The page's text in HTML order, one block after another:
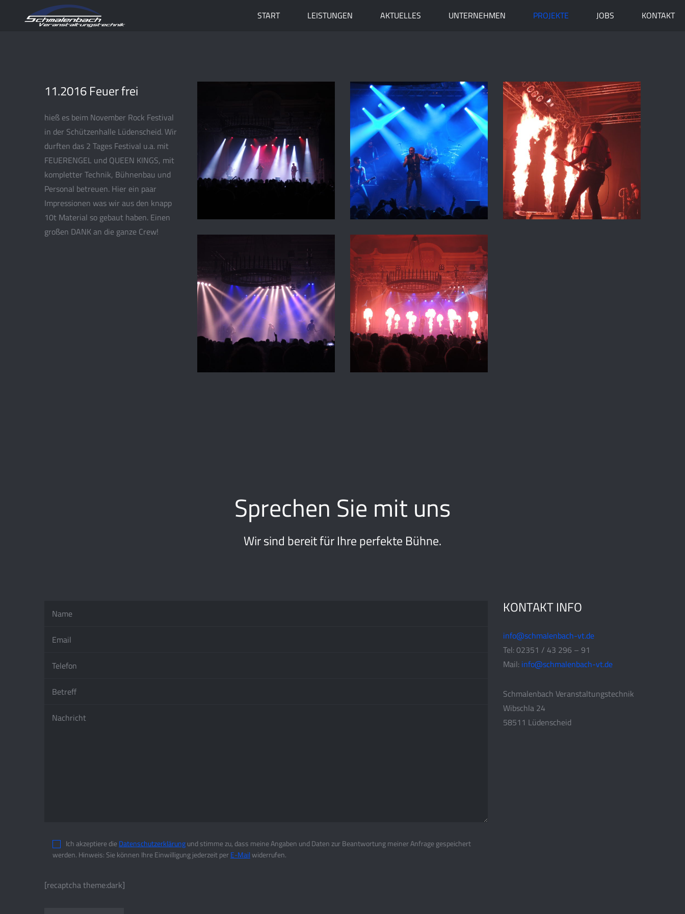
START LEISTUNGEN AKTUELLES UNTERNEHMEN PROJEKTE JOBS KONTAKT
11.2016 Feuer frei
hieß es beim November Rock Festival
in der Schützenhalle Lüdenscheid. Wir
durften das 2 Tages Festival u.a. mit
FEUERENGEL und QUEEN KINGS, mit
kompletter Technik, Bühnenbau und
Personal betreuen. Hier ein paar
Impressionen was wir aus den knapp
10t Material so gebaut haben. Einen
großen DANK an die ganze Crew!
Sprechen Sie mit uns
Wir sind bereit für Ihre perfekte Bühne.
Ich akzeptiere dieDatenschutzerklärungund stimme zu, dass meine Angaben und Daten zur Beantwortung meiner Anfrage gespeichert
werden. Hinweis: Sie können Ihre Einwilligung jederzeit perE-Mailwiderrufen.
[recaptcha theme:dark]
KONTAKT INFO
info@schmalenbach-vt.de
Tel: 02351 / 43 296 – 91
Mail: info@schmalenbach-vt.de
Schmalenbach Veranstaltungstechnik
Wibschla 24
58511 Lüdenscheid